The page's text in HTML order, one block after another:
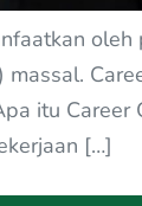
massal.
itu
[…]